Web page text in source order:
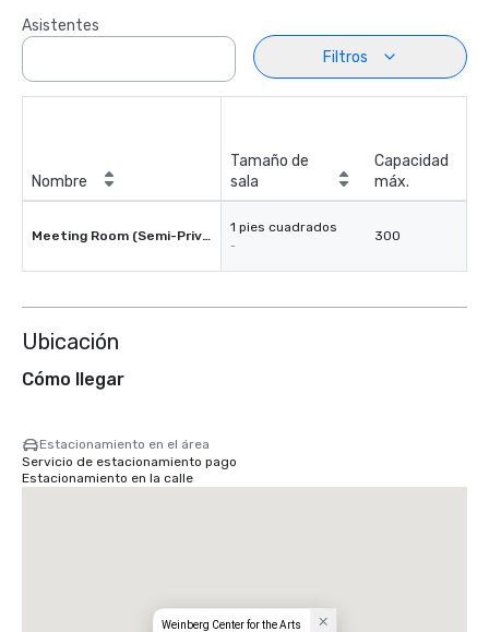
Asistentes
Filtros
Nombre
Tamaño de
sala
Capacidad
máx.
Meeting Room (Semi-Private)
1 pies cuadrados
-
300
Ubicación
Cómo llegar
Estacionamiento en el área
Servicio de estacionamiento pago
Estacionamiento en la calle
Weinberg Center for the Arts